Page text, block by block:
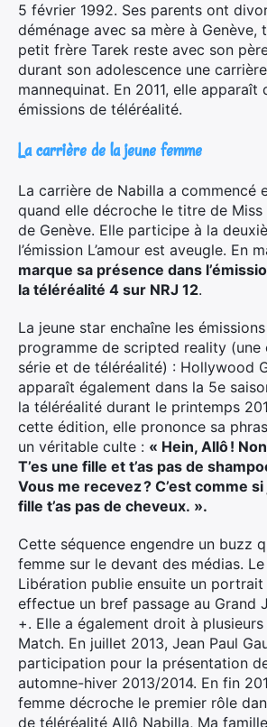
5 février 1992. Ses parents ont
déménage avec sa mère à Genève,
petit frère Tarek reste avec son
durant son adolescence une
mannequinat. En 2011, elle apparaît
émissions de téléréalité.
La carrière de la jeune femme
La carrière de Nabilla a commencé
quand elle décroche le titre de Miss
de Genève. Elle participe à la
l’émission L’amour est aveugle. En
marque sa présence dans
la téléréalité 4 sur NRJ 12.
La jeune star enchaîne les
programme de scripted reality (une
série et de téléréalité) : Hollywood
apparaît également dans la 5e
la téléréalité durant le printemps
cette édition, elle prononce sa
un véritable culte : « Hein, Allô !
T’es une fille et t’as pas de
Vous me recevez ? C’est comme si
fille t’as pas de cheveux. ».
Cette séquence engendre un buzz
femme sur le devant des médias.
Libération publie ensuite un portrait
effectue un bref passage au Grand
+. Elle a également droit à
Match. En juillet 2013, Jean Paul
participation pour la présentation
automne-hiver 2013/2014. En fin
femme décroche le premier rôle
de téléréalité Allô Nabilla, Ma